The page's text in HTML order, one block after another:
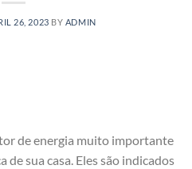
26, 2023 BY ADMIN
de energia muito importante
sua casa. Eles são indicados